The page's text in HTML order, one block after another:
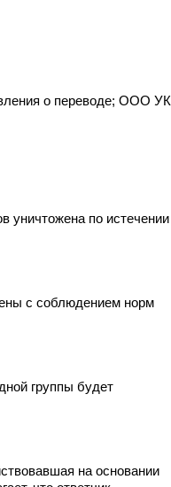
о переводе; ООО УК
уничтожена по истечении
с соблюдением норм
группы будет
на основании